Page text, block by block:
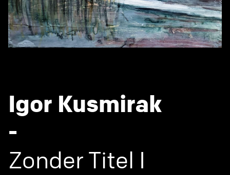
Igor Kusmirak
-
Zonder Titel I